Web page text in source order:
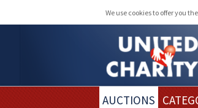
We use cookies to offer you
AUCTIONS